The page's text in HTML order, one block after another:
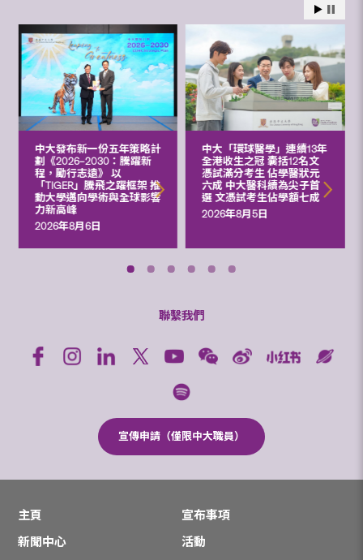
中大發布新一份五年策略計
劃《2026‒2030：騰躍新
程，勵行志遠》 以
「TIGER」騰飛之躍框架 推
動大學邁向學術與全球影響
力新高峰
2026年8月6日
中大「環球醫學」連續13年
全港收生之冠 囊括12名文
憑試滿分考生 佔學醫狀元
六成 中大醫科續為尖子首
選 文憑試考生佔學額七成
2026年8月5日
聯繫我們
宣傳申請（僅限中大職員）
主頁
宣布事項
新聞中心
活動